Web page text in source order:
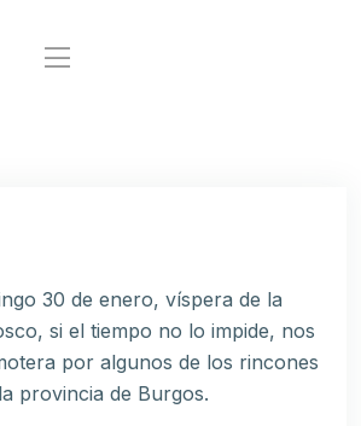
30 de enero, víspera de la
si el tiempo no lo impide, nos
por algunos de los rincones
provincia de Burgos.